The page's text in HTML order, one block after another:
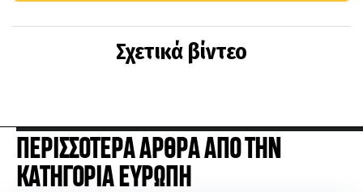
Σχετικά βίντεο
ΠΕΡΙΣΣΟΤΕΡΑ ΑΡΘΡΑ ΑΠΟ ΤΗΝ
ΚΑΤΗΓΟΡΙΑ ΕΥΡΩΠΗ